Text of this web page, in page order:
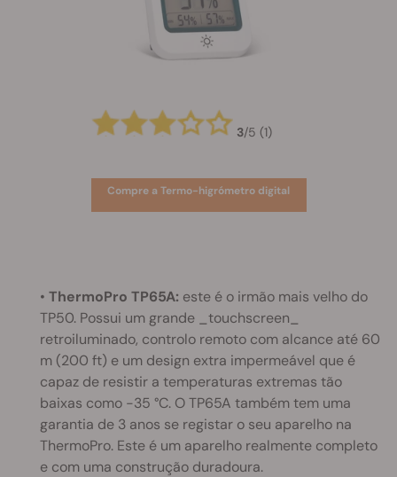
3/5 (1)
Compre a Termo-higrómetro digital
• ThermoPro TP65A: este é o irmão mais velho do
TP50. Possui um grande _touchscreen_
retroiluminado, controlo remoto com alcance até 60
m (200 ft) e um design extra impermeável que é
capaz de resistir a temperaturas extremas tão
baixas como -35 °C. O TP65A também tem uma
garantia de 3 anos se registar o seu aparelho na
ThermoPro. Este é um aparelho realmente completo
e com uma construção duradoura.